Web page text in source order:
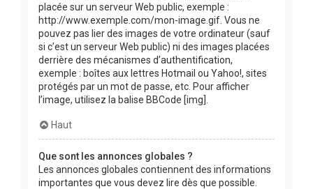
placée sur un serveur Web public, exemple :
http://www.exemple.com/mon-image.gif. Vous ne
pouvez pas lier des images de votre ordinateur (sauf
si c’est un serveur Web public) ni des images placées
derrière des mécanismes d’authentification,
exemple : boîtes aux lettres Hotmail ou Yahoo!, sites
protégés par un mot de passe, etc. Pour afficher
l’image, utilisez la balise BBCode [img].
Haut
Que sont les annonces globales ?
Les annonces globales contiennent des informations
importantes que vous devez lire dès que possible.